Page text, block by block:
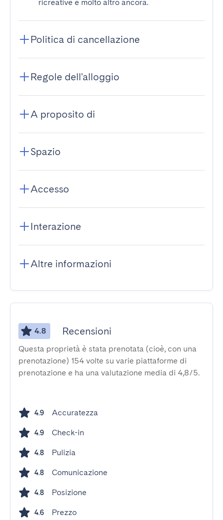
ricreative e molto altro ancora.
Politica di cancellazione
Regole dell'alloggio
A proposito di
Spazio
Accesso
Interazione
Altre informazioni
4.8 Recensioni
Questa proprietà è stata prenotata (cioè, con una
prenotazione) 154 volte su varie piattaforme di
prenotazione e ha una valutazione media di 4,8/5.
4.9 Accuratezza
4.9 Check-in
4.8 Pulizia
4.8 Comunicazione
4.8 Posizione
4.6 Prezzo